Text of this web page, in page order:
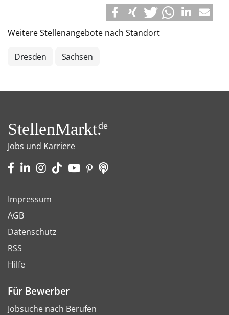
Weitere Stellenangebote nach Standort
Dresden Sachsen
StellenMarkt.de
Jobs und Karriere
Impressum
AGB
Datenschutz
RSS
Hilfe
Für Bewerber
Jobsuche nach Berufen